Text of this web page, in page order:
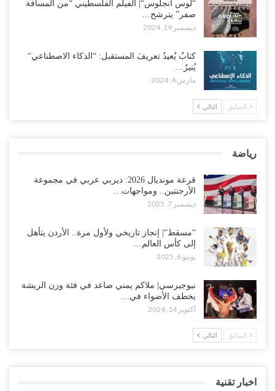
“لوس أنجلوس“| الفيلم الفلسطيني “من المسافة
صفر” يترشح…
ديسمبر 19, 2024
كتابٌ يُعيدُ تعريفَ المستقبل: “الذكاء الاصطناعي“
يُنيرُ…
مارس 4, 2024
السابق التالي
رياضة
قرعة مونديال 2026: ديربي عربي في مجموعة
الأرجنتين.. ومواجهات…
ديسمبر 7, 2025
“مسقط“| إنجاز تاريخي ولأول مرة.. الأردن يتأهل
إلى كأس العالم…
يونيو 6, 2025
نيوجيرسي| ملاكم يمني صاعد في فئة وزن الريشة
يخطف الأضواء في…
أكتوبر 14, 2024
السابق التالي
اخبار تقنية